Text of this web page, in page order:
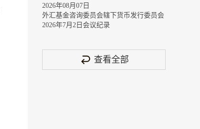
2026年08月07日
外汇基金咨询委员会辖下货币发行委员会
2026年7月2日会议纪录
查看全部